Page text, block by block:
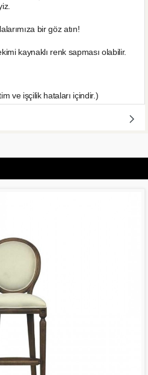
bir göz atın!
kaynaklı renk sapması olabilir.
ve işçilik hataları içindir.)